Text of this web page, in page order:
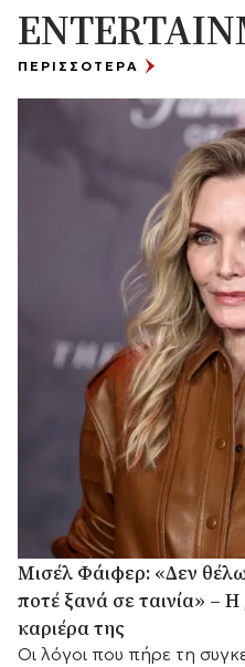
ΠΕΡΙΣΣΟΤΕΡΑ
Μισέλ Φάιφερ: «Δεν
ποτέ ξανά σε ταινία» –
καριέρα της
Οι λόγοι που πήρε τη